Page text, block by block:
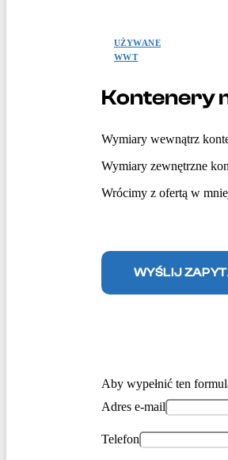
UŻYWANE
WWT
Kontenery
Wymiary wewnątrz
Wymiary zewnętrzne
Wrócimy z ofertą w
WYŚLIJ
Aby wypełnić ten
Adres e-mail
Telefon